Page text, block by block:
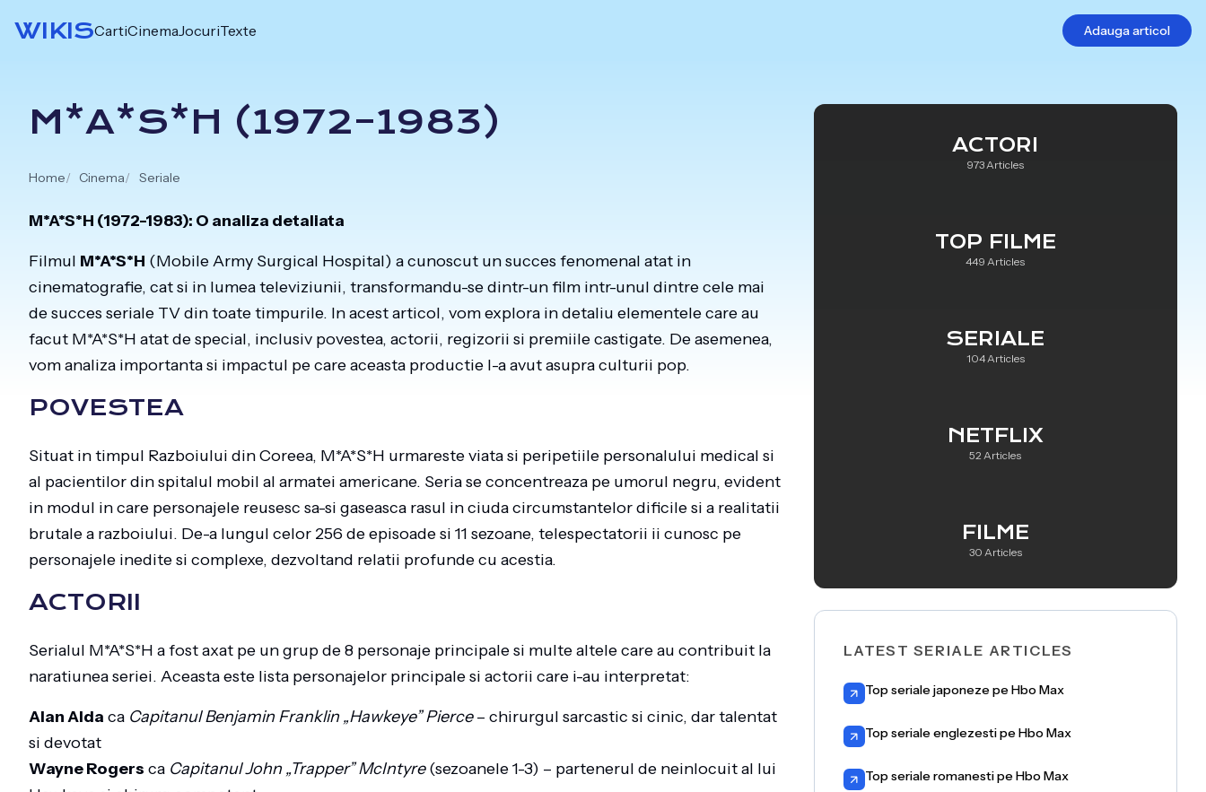
WIKISCartiCinemaJocuriTexte Adauga articol
M*A*S*H (1972–1983)
Home Cinema Seriale
M*A*S*H (1972-1983): O analiza detaliata
Filmul M*A*S*H (Mobile Army Surgical Hospital) a cunoscut un succes fenomenal atat in
cinematografie, cat si in lumea televiziunii, transformandu-se dintr-un film intr-unul dintre cele mai
de succes seriale TV din toate timpurile. In acest articol, vom explora in detaliu elementele care au
facut M*A*S*H atat de special, inclusiv povestea, actorii, regizorii si premiile castigate. De asemenea,
vom analiza importanta si impactul pe care aceasta productie l-a avut asupra culturii pop.
POVESTEA
Situat in timpul Razboiului din Coreea, M*A*S*H urmareste viata si peripetiile personalului medical si
al pacientilor din spitalul mobil al armatei americane. Seria se concentreaza pe umorul negru, evident
in modul in care personajele reusesc sa-si gaseasca rasul in ciuda circumstantelor dificile si a realitatii
brutale a razboiului. De-a lungul celor 256 de episoade si 11 sezoane, telespectatorii ii cunosc pe
personajele inedite si complexe, dezvoltand relatii profunde cu acestia.
ACTORII
Serialul M*A*S*H a fost axat pe un grup de 8 personaje principale si multe altele care au contribuit la
naratiunea seriei. Aceasta este lista personajelor principale si actorii care i-au interpretat:
Alan Alda ca Capitanul Benjamin Franklin „Hawkeye” Pierce– chirurgul sarcastic si cinic, dar talentat
si devotat
Wayne Rogers ca Capitanul John „Trapper” McIntyre(sezoanele 1-3) – partenerul de neinlocuit al lui
ACTORI
973 Articles
TOP FILME
449 Articles
SERIALE
104 Articles
NETFLIX
52 Articles
FILME
30 Articles
LATEST SERIALE ARTICLES
Top seriale japoneze pe Hbo Max
Top seriale englezesti pe Hbo Max
Top seriale romanesti pe Hbo Max